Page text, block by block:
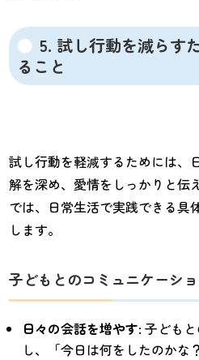
5. 試し行動を減らす
ること
試し行動を軽減するためには、
解を深め、愛情をしっかりと伝
では、日常生活で実践できる具
します。
子どもとのコミュニケーシ
日々の会話を増やす: 子ども
し、「今日は何をしたのかな